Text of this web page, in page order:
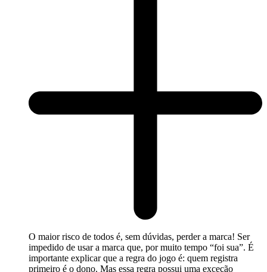
O maior risco de todos é, sem dúvidas, perder a marca! Ser
impedido de usar a marca que, por muito tempo “foi sua”. É
importante explicar que a regra do jogo é: quem registra
primeiro é o dono. Mas essa regra possui uma exceção